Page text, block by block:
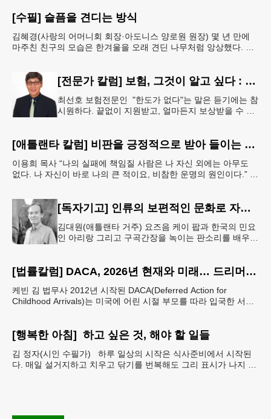
[수필] 슬픔을 견디는 방식
김혜경(사랑의 어머니회 회장·아도니스 양로원 원장) 몇 년 만에
마주친 친구의 모습은 한겨울을 오래 견딘 나무처럼 앙상했다. 핏
[전문가 칼럼] 보험, 그것이 알고 싶다 : 주택보험, 보상 한도액은 얼마나 가입해야 할까?
최선호 보험전문인 "한도가 없다"는 말은 듣기에는 참
시원하다. 끝없이 지원받고, 얼마든지 보상받을 수 있
[애틀랜타 칼럼] 비판을 긍정적으로 받아 들이는 마음
이용희 목사 “나의 실패에 책임질 사람은 나 자신 외에는 아무도
없다. 나 자신이 바로 나의 큰 적이요, 비참한 운명의 원인이다.” 이
[독자기고] 인류의 보편적인 문화로 자리매김 한 K-컬쳐
김대원(애틀랜타 거주) 요즈음 케이 팝과 한국의 민요
인 아리랑 그리고 구곡간장을 녹이는 판소리를 배우고
[법률칼럼] DACA, 2026년 현재와 미래… 드리머들의 선택은 무엇인가
케빈 김 법무사 2012년 시작된 DACA(Deferred Action for
Childhood Arrivals)는 미국에 어린 시절 부모를 따라 입국한 서류
[행복한 아침] 하고 싶은 것, 해야 할 일들
김 정자(시인 수필가) 하루 일상의 시작은 식사준비에서 시작된
다. 매일 설거지하고 치우고 닦기를 번복해도 그리 표시가 나지 않